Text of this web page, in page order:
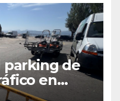
parking de
en